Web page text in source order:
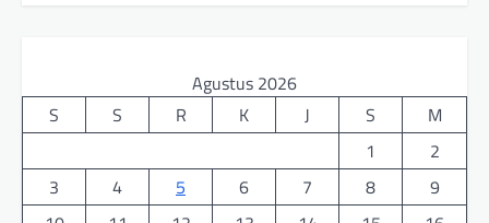
Agustus 2026
S
S R K J S
M
1
2
3
4 5 6 7 8
9